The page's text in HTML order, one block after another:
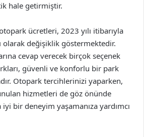
hale getirmiştir.
ücretleri, 2023 yılı itibarıyla
olarak değişiklik göstermektedir.
cevap verecek birçok seçenek
güvenli ve konforlu bir park
Otopark tercihlerinizi yaparken,
hizmetleri de göz önünde
bir deneyim yaşamanıza yardımcı